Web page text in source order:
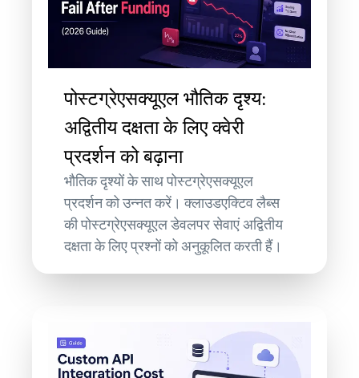
पोस्टग्रेएसक्यूएल भौतिक दृश्य:
अद्वितीय दक्षता के लिए क्वेरी
प्रदर्शन को बढ़ाना
भौतिक दृश्यों के साथ पोस्टग्रेएसक्यूएल
प्रदर्शन को उन्नत करें। क्लाउडएक्टिव लैब्स
की पोस्टग्रेएसक्यूएल डेवलपर सेवाएं अद्वितीय
दक्षता के लिए प्रश्नों को अनुकूलित करती हैं।